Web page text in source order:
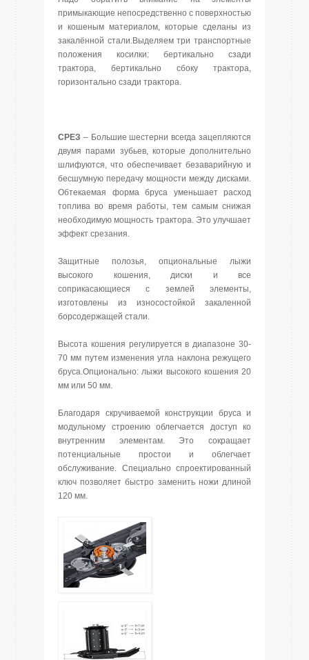
примыкающие непосредственно с поверхностью
и кошеным материалом, которые сделаны из
закалённой стали.Выделяем три транспортные
положения косилки: бертикально сзади
трактора, бертикально сбоку трактора,
горизонтально сзади трактора.
СРЕЗ – Большие шестерни всегда зацепляются
двумя парами зубьев, которые дополнительно
шлифуются, что обеспечивает безаварийную и
бесшумную передачу мощности между дисками.
Обтекаемая форма бруса уменьшает расход
топлива во время работы, тем самым снижая
необходимую мощность трактора. Это улучшает
эффект срезания.
Защитные полозья, опциональные лыжи
высокого кошения, диски и все
соприкасающиеся с землей элементы,
изготовлены из износостойкой закаленной
борсодержащей стали.
Высота кошения регулируется в диапазоне 30-
70 мм путем изменения угла наклона режущего
бруса.Опционально: лыжи высокого кошения 20
мм или 50 мм.
Благодаря скручиваемой конструкции бруса и
модульному строению облегчается доступ ко
внутренним элементам. Это сокращает
потенциальные простои и облегчает
обслуживание. Специально спроектированный
ключ позволяет быстро заменить ножи длиной
120 мм.